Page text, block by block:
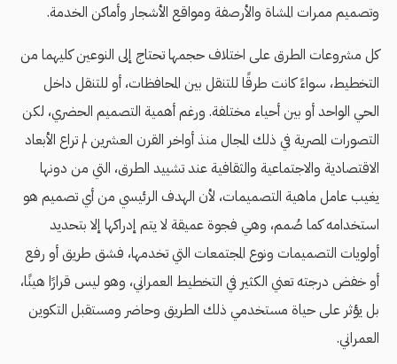
وتصميم ممرات المشاة والأرصفة ومواقع الأشجار وأماكن الخدمة.
كل مشروعات الطرق على اختلاف حجمها تحتاج إلى النوعين كليهما من
التخطيط، سواءً كانت طرقًا للتنقل بين المحافظات، أو للتنقل داخل
الحي الواحد أو بين أحياء مختلفة. ورغم أهمية التصميم الحضري، لكن
التصورات المصرية في ذلك المجال منذ أواخر القرن العشرين لم تراع الأبعاد
الاقتصادية والاجتماعية والثقافية عند تشييد الطرق، التي من دونها
يغيب عامل ماهية التصميمات، لأن الهدف الرئيسي من أي تصميم هو
استخدامه كما صُمم، وهي فجوة عميقة لا يتم إدراكها إلا بتحديد
أولويات التصميمات ونوع المجتمعات التي تخدمها، فشق طريق أو رفع
أو خفض درجته تعني الكثير في التخطيط العمراني، وهو ليس قرارًا هينًا،
بل يؤثر على حياة مستخدمي ذلك الطريق وحاضر ومستقبل التكوين
العمراني.